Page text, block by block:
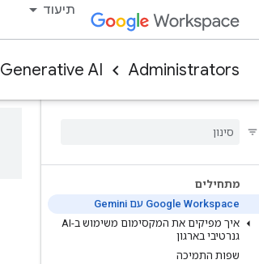
תיעוד
Administrators
Generative AI
מתחילים
‫Google Workspace עם Gemini
איך מפיקים את המקסימום משימוש ב-AI
גנרטיבי בארגון
שפות התמיכה